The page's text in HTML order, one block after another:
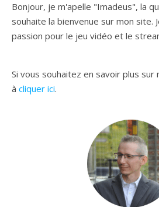
Bonjour, je m'apelle "Imadeus", la
souhaite la bienvenue sur mon site.
passion pour le jeu vidéo et le
Si vous souhaitez en savoir plus sur
à cliquer ici.